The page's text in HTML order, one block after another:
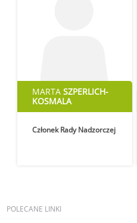
MARTASZPERLICH-
KOSMALA
Członek Rady Nadzorczej
POLECANE LINKI